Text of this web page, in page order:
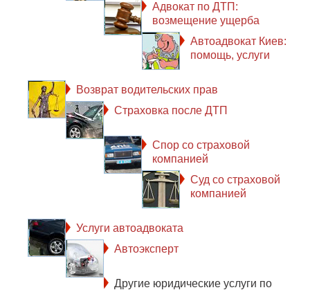
Адвокат по ДТП:
возмещение ущерба
Автоадвокат Киев:
помощь, услуги
Возврат водительских прав
Страховка после ДТП
Спор со страховой
компанией
Суд со страховой
компанией
Услуги автоадвоката
Автоэксперт
Другие юридические услуги по